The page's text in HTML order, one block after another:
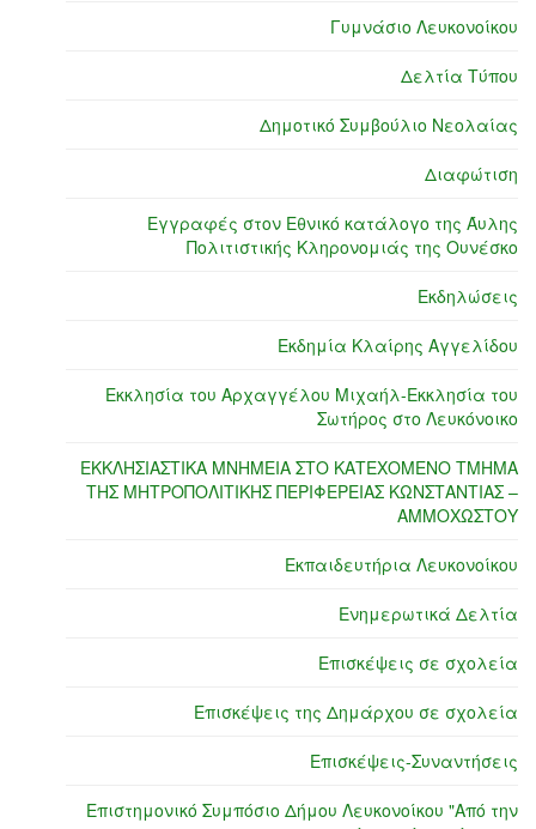
Γυμνάσιο Λευκονοίκου
Δελτία Τύπου
Δημοτικό Συμβούλιο Νεολαίας
Διαφώτιση
Εγγραφές στον Εθνικό κατάλογο της Άυλης
Πολιτιστικής Κληρονομιάς της Ουνέσκο
Εκδηλώσεις
Εκδημία Κλαίρης Αγγελίδου
Εκκλησία του Αρχαγγέλου Μιχαήλ-Εκκλησία του
Σωτήρος στο Λευκόνοικο
ΕΚΚΛΗΣΙΑΣΤΙΚΑ ΜΝΗΜΕΙΑ ΣΤΟ ΚΑΤΕΧΟΜΕΝΟ ΤΜΗΜΑ
ΤΗΣ ΜΗΤΡΟΠΟΛΙΤΙΚΗΣ ΠΕΡΙΦΕΡΕΙΑΣ ΚΩΝΣΤΑΝΤΙΑΣ –
ΑΜΜΟΧΩΣΤΟΥ
Εκπαιδευτήρια Λευκονοίκου
Ενημερωτικά Δελτία
Επισκέψεις σε σχολεία
Επισκέψεις της Δημάρχου σε σχολεία
Επισκέψεις-Συναντήσεις
Επιστημονικό Συμπόσιο Δήμου Λευκονοίκου "Από την